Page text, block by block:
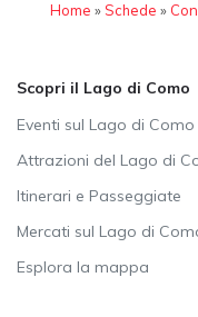
Home »Schede »
Scopri il Lago di Como
Eventi sul Lago di Como
Attrazioni del Lago di
Itinerari e Passeggiate
Mercati sul Lago di
Esplora la mappa